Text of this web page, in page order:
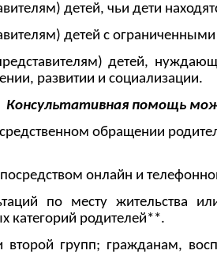
детей, чьи дети
детей с
детей,
развитии и социализации.
Консультативная помощь
обращении
онлайн и
по месту жительства
родителей**.
групп; гражданам,